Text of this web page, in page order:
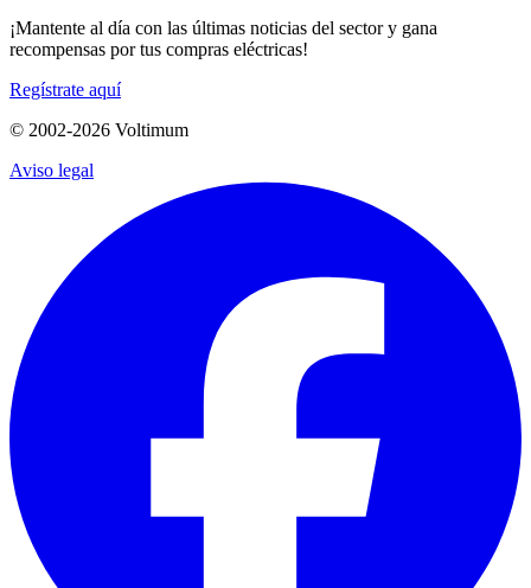
¡Mantente al día con las últimas noticias del sector y gana
recompensas por tus compras eléctricas!
Regístrate aquí
© 2002-2026 Voltimum
Aviso legal